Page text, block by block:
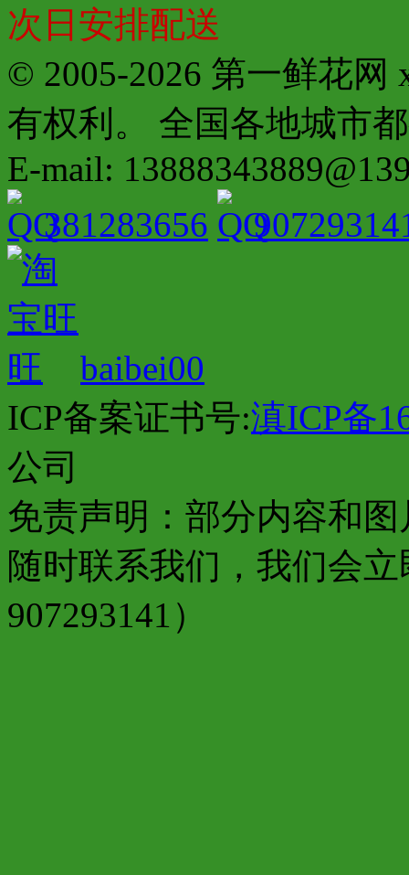
次日安排配送
© 2005-2026 第一鲜花网
有权利。 全国各地城市
E-mail:
381283656
baibei00
ICP备案证书号:滇ICP备
公司
免责声明：部分内容和
随时联系我们，我们会
907293141）